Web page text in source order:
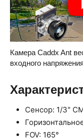
Камера Caddx Ant
входного
Сенсор: 1/3"
FOV: 165°